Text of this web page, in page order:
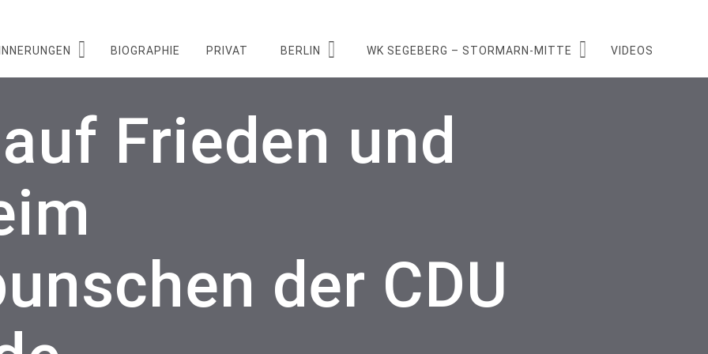
BIOGRAPHIE PRIVAT BERLIN WK SEGEBERG – STORMARN-MITTE VIDEOS
Frieden und
der CDU